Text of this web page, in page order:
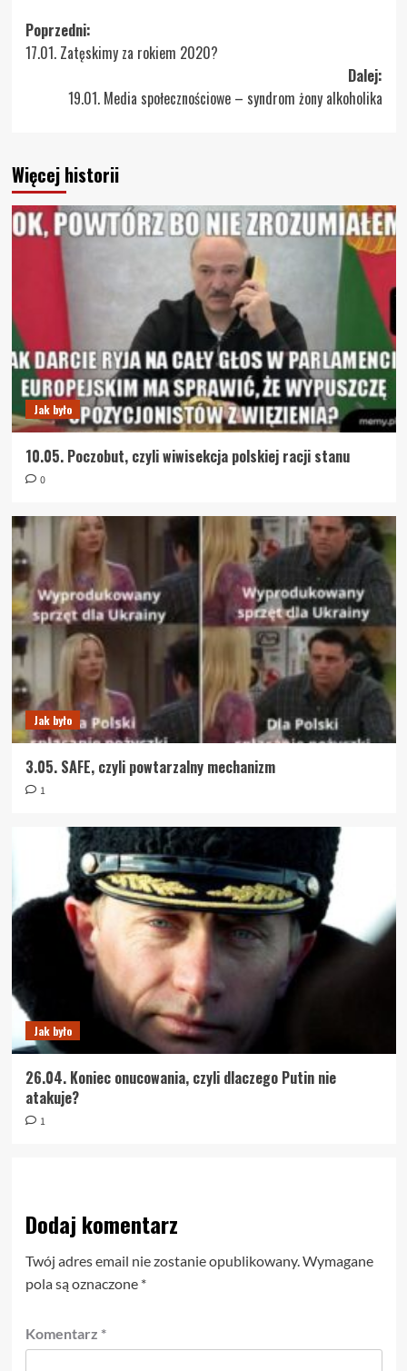
Zobacz
wpisy
Poprzedni:
17.01. Zatęskimy za rokiem 2020?
Dalej:
19.01. Media społecznościowe – syndrom żony alkoholika
Więcej historii
Jak było
10.05. Poczobut, czyli wiwisekcja polskiej racji stanu
0
Jak było
3.05. SAFE, czyli powtarzalny mechanizm
1
Jak było
26.04. Koniec onucowania, czyli dlaczego Putin nie
atakuje?
1
Dodaj komentarz
Twój adres email nie zostanie opublikowany.Wymagane
pola są oznaczone *
Komentarz *